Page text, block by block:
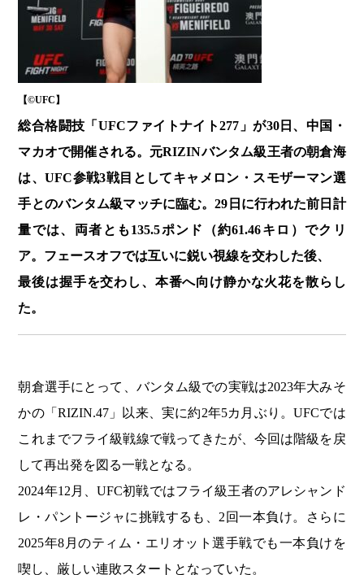
【©️UFC】
総合格闘技「UFCファイトナイト277」が30日、中国・
マカオで開催される。元RIZINバンタム級王者の朝倉海
は、UFC参戦3戦目としてキャメロン・スモザーマン選
手とのバンタム級マッチに臨む。29日に行われた前日計
量では、両者とも135.5ポンド（約61.46キロ）でクリ
ア。フェースオフでは互いに鋭い視線を交わした後、
最後は握手を交わし、本番へ向け静かな火花を散らし
た。
朝倉選手にとって、バンタム級での実戦は2023年大みそ
かの「RIZIN.47」以来、実に約2年5カ月ぶり。UFCでは
これまでフライ級戦線で戦ってきたが、今回は階級を戻
して再出発を図る一戦となる。
2024年12月、UFC初戦ではフライ級王者のアレシャンド
レ・パントージャに挑戦するも、2回一本負け。さらに
2025年8月のティム・エリオット選手戦でも一本負けを
喫し、厳しい連敗スタートとなっていた。